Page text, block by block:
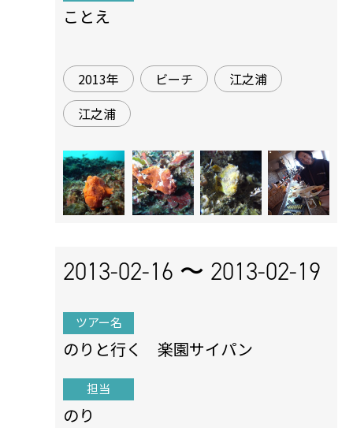
ことえ
2013年 ビーチ
江之浦
江之浦
2013-02-16 〜 2013-02-19
ツアー名
のりと行く 楽園サイパン
担当
のり